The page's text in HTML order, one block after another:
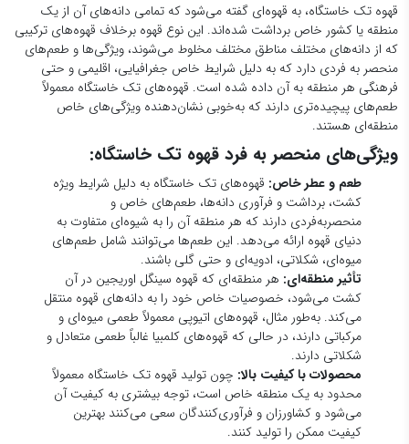
قهوه تک خاستگاه، به قهوه‌ای گفته می‌شود که تمامی دانه‌های آن از یک
منطقه یا کشور خاص برداشت شده‌اند. این نوع قهوه برخلاف قهوه‌های ترکیبی
که از دانه‌های مختلف مناطق مختلف مخلوط می‌شوند، ویژگی‌ها و طعم‌های
منحصر به فردی دارد که به دلیل شرایط خاص جغرافیایی، اقلیمی و حتی
فرهنگی هر منطقه به آن داده شده است. قهوه‌های تک خاستگاه معمولاً
طعم‌های پیچیده‌تری دارند که به‌خوبی نشان‌دهنده ویژگی‌های خاص
منطقه‌ای هستند.
ویژگی‌های منحصر به فرد قهوه تک خاستگاه:
طعم و عطر خاص: قهوه‌های تک خاستگاه به دلیل شرایط ویژه
کشت، برداشت و فرآوری دانه‌ها، طعم‌های خاص و
منحصربه‌فردی دارند که هر منطقه آن را به شیوه‌ای متفاوت به
دنیای قهوه ارائه می‌دهد. این طعم‌ها می‌توانند شامل طعم‌های
میوه‌ای، شکلاتی، ادویه‌ای و حتی گلی باشند.
تأثیر منطقه‌ای: هر منطقه‌ای که قهوه سینگل اوریجین در آن
کشت می‌شود، خصوصیات خاص خود را به دانه‌های قهوه منتقل
می‌کند. به‌طور مثال، قهوه‌های اتیوپی معمولاً طعمی میوه‌ای و
مرکباتی دارند، در حالی که قهوه‌های کلمبیا غالباً طعمی متعادل و
شکلاتی دارند.
محصولات با کیفیت بالا: چون تولید قهوه تک خاستگاه معمولاً
محدود به یک منطقه خاص است، توجه بیشتری به کیفیت آن
می‌شود و کشاورزان و فرآوری‌کنندگان سعی می‌کنند بهترین
کیفیت ممکن را تولید کنند.